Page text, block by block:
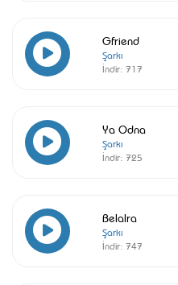
Gfriend
Şarkı
İndir: 717
Ya Odna
Şarkı
İndir: 725
Belalra
Şarkı
İndir: 747